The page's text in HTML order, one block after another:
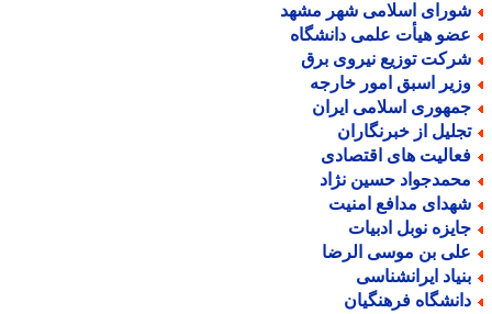
اسلامی شهر مشهد
هیأت علمی دانشگاه
توزیع نیروی برق
اسبق امور خارجه
اسلامی ایران
از خبرنگاران
های اقتصادی
حسین نژاد
مدافع امنیت
نوبل ادبیات
بن موسی الرضا
ایرانشناسی
فرهنگیان